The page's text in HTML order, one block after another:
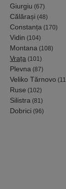
Giurgiu (67)
Călărași (48)
Constanța (170)
Vidin (104)
Montana (108)
Vrața (101)
Plevna (87)
Veliko Tărnovo
Ruse (102)
Silistra (81)
Dobrici (96)